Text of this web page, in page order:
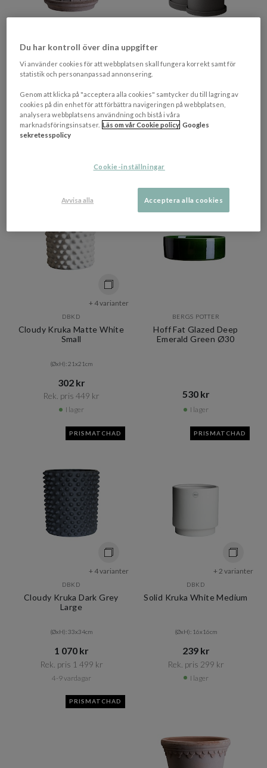
BERGS POTTER
Fleur Kruka med Fat Raw
540 kr​​
Rek. pris 720 kr​​
I lager
DBKD
Plant Pot Kruka Brown 2-
1 059 kr​​
Rek. pris 1 399 kr​​
PRISMATCHAD
+ 4 varianter
DBKD
Cloudy Kruka Matte White
Small
(ØxH): 21x21cm
302 kr​​
Rek. pris 449 kr​​
I lager
BERGS POTTER
Hoff Fat Glazed Deep
Emerald Green Ø30
530 kr​​
I lager
PRISMATCHAD
+ 4 varianter
DBKD
Cloudy Kruka Dark Grey
Large
(ØxH): 33x34cm
1 070 kr​​
Rek. pris 1 499 kr​​
4-9 vardagar
PRISMATCHAD
+ 2 varianter
DBKD
Solid Kruka White Medium
(ØxH): 16x16cm
239 kr​​
Rek. pris 299 kr​​
I lager
PRISMATCHAD
Du har kontroll över dina uppgifter
Vi använder cookies för att webbplatsen skall fungera korrekt samt för
statistik och personanpassad annonsering.
Genom att klicka på "acceptera alla cookies" samtycker du till lagring av
cookies på din enhet för att förbättra navigeringen på webbplatsen,
analysera webbplatsens användning och bistå i våra
marknadsföringsinsatser. Läs om vår Cookie policy Googles
sekretesspolicy
Cookie-inställningar
Avvisa alla Acceptera alla cookies